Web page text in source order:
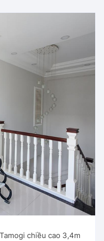
chiều cao 3,4m